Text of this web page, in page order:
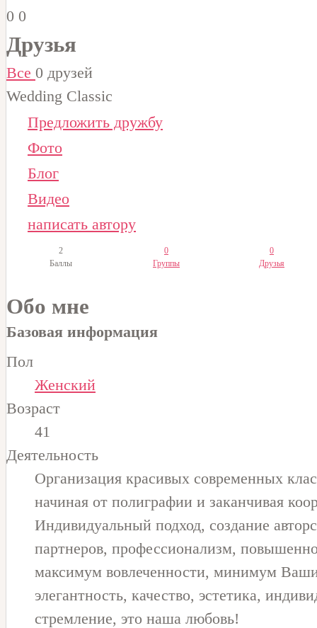
0 0
Друзья
Все 0 друзей
Wedding Classic
Предложить дружбу
Фото
Блог
Видео
написать автору
2
Баллы
0
Группы
0
Друзья
Обо мне
Базовая информация
Пол
Женский
Возраст
41
Деятельность
Организация красивых современных
начиная от полиграфии и заканчивая
Индивидуальный подход, создание
партнеров, профессионализм,
максимум вовлеченности, минимум
элегантность, качество, эстетика,
стремление, это наша любовь!